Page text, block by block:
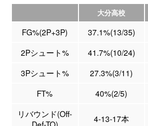
大分高校
FG%(2P+3P) 37.1%(13/35)
2Pシュート%
41.7%(10/24)
3Pシュート%
27.3%(3/11)
FT%
40%(2/5)
リバウンド(Off-
4-13-17本